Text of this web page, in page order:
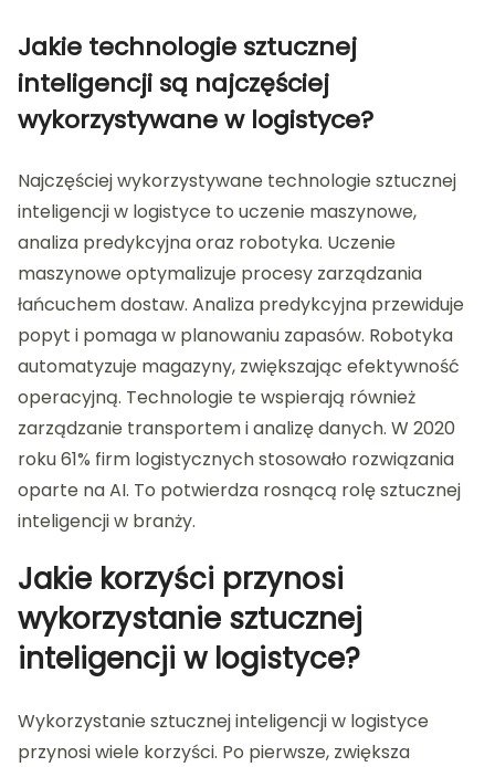
Jakie technologie sztucznej
inteligencji są najczęściej
wykorzystywane w logistyce?
Najczęściej wykorzystywane technologie sztucznej
inteligencji w logistyce to uczenie maszynowe,
analiza predykcyjna oraz robotyka. Uczenie
maszynowe optymalizuje procesy zarządzania
łańcuchem dostaw. Analiza predykcyjna przewiduje
popyt i pomaga w planowaniu zapasów. Robotyka
automatyzuje magazyny, zwiększając efektywność
operacyjną. Technologie te wspierają również
zarządzanie transportem i analizę danych. W 2020
roku 61% firm logistycznych stosowało rozwiązania
oparte na AI. To potwierdza rosnącą rolę sztucznej
inteligencji w branży.
Jakie korzyści przynosi
wykorzystanie sztucznej
inteligencji w logistyce?
Wykorzystanie sztucznej inteligencji w logistyce
przynosi wiele korzyści. Po pierwsze, zwiększa